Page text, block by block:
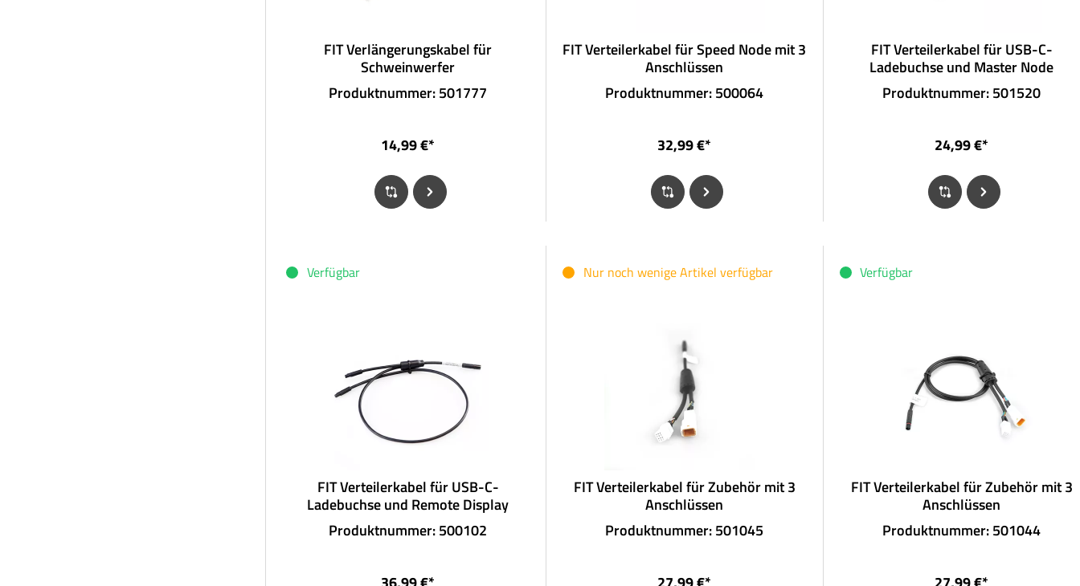
FIT Verlängerungskabel für
Schweinwerfer
Produktnummer: 501777
14,99 €*
FIT Verteilerkabel für Speed Node mit 3
Anschlüssen
Produktnummer: 500064
32,99 €*
FIT Verteilerkabel für USB-C-
Ladebuchse und Master Node
Produktnummer: 501520
24,99 €*
Verfügbar
FIT Verteilerkabel für USB-C-
Ladebuchse und Remote Display
Produktnummer: 500102
Nur noch wenige Artikel verfügbar
FIT Verteilerkabel für Zubehör mit 3
Anschlüssen
Produktnummer: 501045
Verfügbar
FIT Verteilerkabel für Zubehör mit 3
Anschlüssen
Produktnummer: 501044